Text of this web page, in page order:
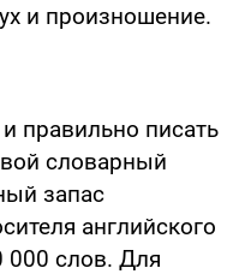
и произношение.
правильно писать
словарный
запас
английского
000 слов. Для